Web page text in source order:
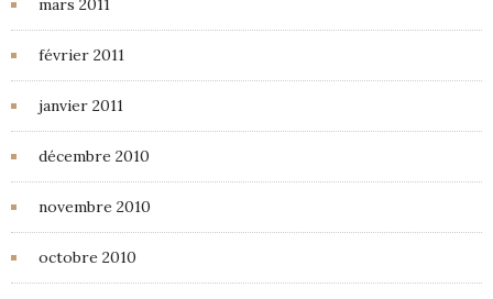
mars 2011
février 2011
janvier 2011
décembre 2010
novembre 2010
octobre 2010